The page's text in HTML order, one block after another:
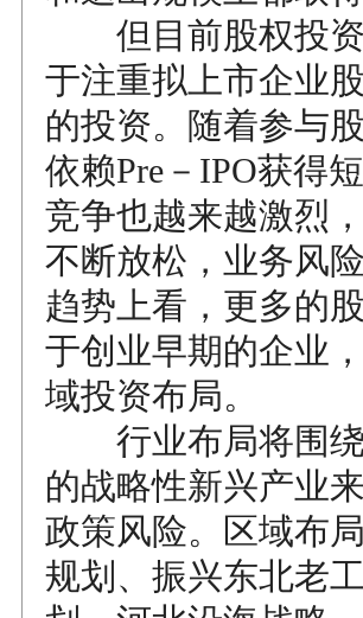
但目前股权投资
于注重拟上市企业
的投资。随着参与
依赖Pre－IPO获得
竞争也越来越激烈
不断放松，业务风
趋势上看，更多的
于创业早期的企业
域投资布局。
行业布局将围绕
的战略性新兴产业
政策风险。区域布
规划、振兴东北老